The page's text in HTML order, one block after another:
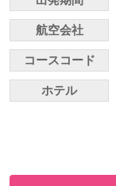
航空会社
コースコード
ホテル